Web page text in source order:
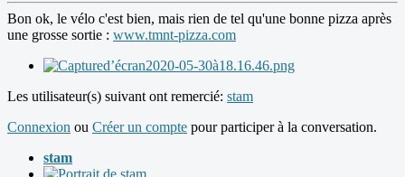
Bon ok, le vélo c'est bien, mais rien de tel qu'une bonne pizza après
une grosse sortie : www.tmnt-pizza.com
Les utilisateur(s) suivant ont remercié: stam
Connexion ou Créer un compte pour participer à la conversation.
stam